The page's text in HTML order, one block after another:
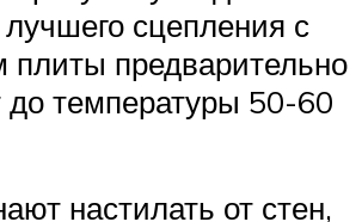
сцепления с
плиты предварительно
до температуры 50-60
настилать от стен,